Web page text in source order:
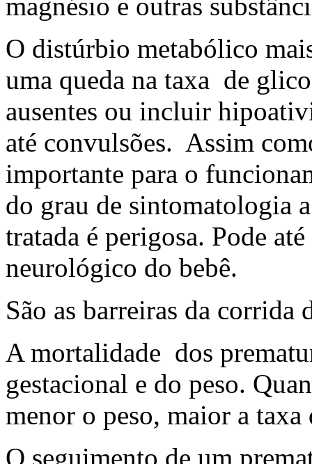
O distúrbio metabólico
uma queda na taxa de
ausentes ou incluir
até convulsões. Assim
importante para o
do grau de sintomatologia
tratada é perigosa. Pode
neurológico do bebê.
São as barreiras da
A mortalidade dos
gestacional e do peso.
menor o peso, maior a
O seguimento de um